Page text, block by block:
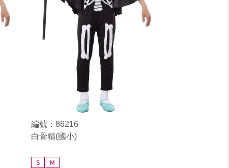
編號：86216
白骨精(國小)
S M